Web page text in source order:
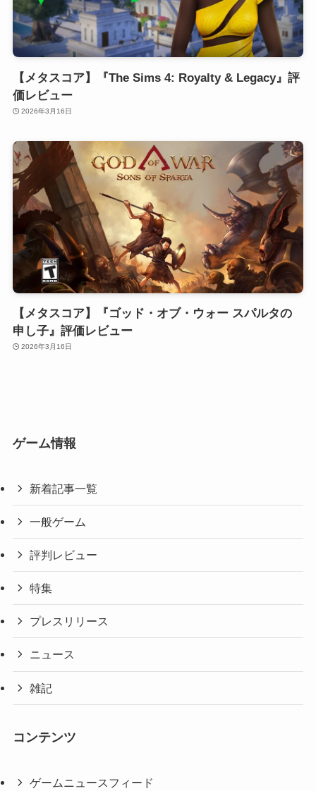
【メタスコア】『The Sims 4: Royalty & Legacy』評
価レビュー
2026年3月16日
【メタスコア】『ゴッド・オブ・ウォー スパルタの
申し子』評価レビュー
2026年3月16日
ゲーム情報
新着記事一覧
一般ゲーム
評判レビュー
特集
プレスリリース
ニュース
雑記
コンテンツ
ゲームニュースフィード